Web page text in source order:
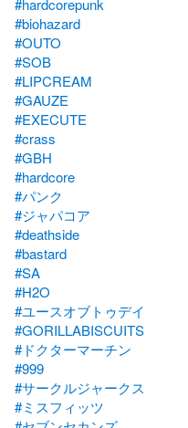
#biohazard
#OUTO
#SOB
#LIPCREAM
#GAUZE
#EXECUTE
#crass
#GBH
#hardcore
#パンク
#ジャパコア
#deathside
#bastard
#SA
#H2O
#ユースオブトゥデイ
#GORILLABISCUITS
#ドクターマーチン
#999
#サークルジャークス
#ミスフィッツ